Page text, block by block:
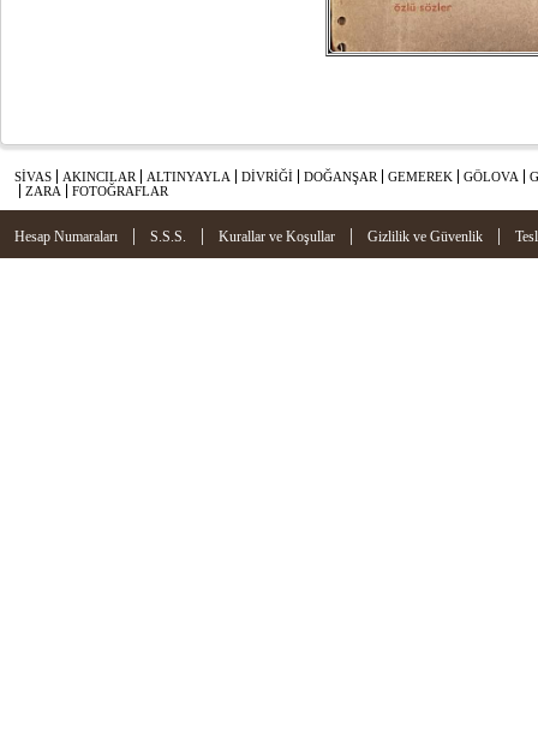
SİVAS AKINCILAR ALTINYAYLA DİVRİĞİ DOĞANŞAR GEMEREK GÖLOVA
ZARA
FOTOĞRAFLAR
Hesap Numaraları | S.S.S. | Kurallar ve Koşullar | Gizlilik ve Güvenlik |